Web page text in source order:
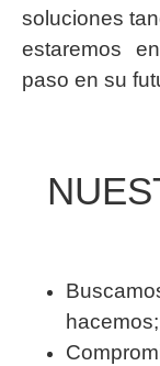
soluciones
estaremos
paso en su
hacemos;